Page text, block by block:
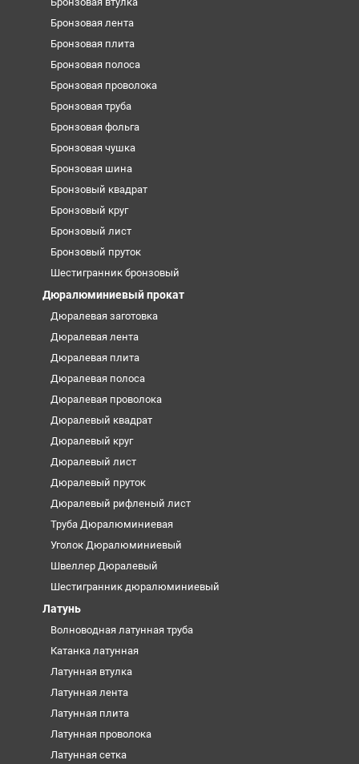
Бронзовая лента
Бронзовая плита
Бронзовая полоса
Бронзовая проволока
Бронзовая труба
Бронзовая фольга
Бронзовая чушка
Бронзовая шина
Бронзовый квадрат
Бронзовый круг
Бронзовый лист
Бронзовый пруток
Шестигранник бронзовый
Дюралюминиевый прокат
Дюралевая заготовка
Дюралевая лента
Дюралевая плита
Дюралевая полоса
Дюралевая проволока
Дюралевый квадрат
Дюралевый круг
Дюралевый лист
Дюралевый пруток
Дюралевый рифленый лист
Труба Дюралюминиевая
Уголок Дюралюминиевый
Швеллер Дюралевый
Шестигранник дюралюминиевый
Латунь
Волноводная латунная труба
Катанка латунная
Латунная втулка
Латунная лента
Латунная плита
Латунная проволока
Латунная сетка